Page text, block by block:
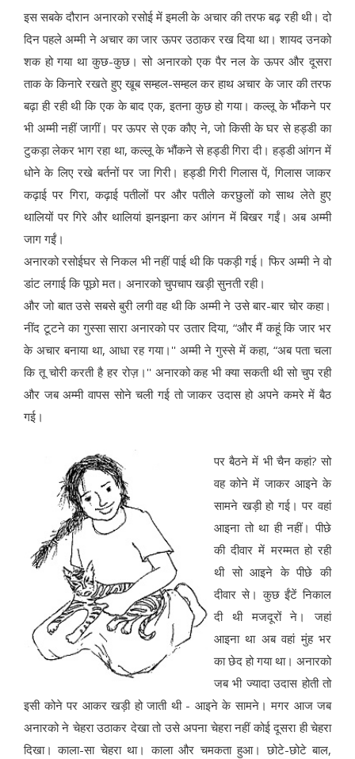
इस सबके दौरान अनारको रसोई में इमली के अचार की तरफ बढ़ रही थी। दो
दिन पहले अम्मी ने अचार का जार ऊपर उठाकर रख दिया था। शायद उनको
शक हो गया था कुछ-कुछ। सो अनारको एक पैर नल के ऊपर और दूसरा
ताक के किनारे रखते हुए खूब सम्हल-सम्हल कर हाथ अचार के जार की तरफ
बढ़ा ही रही थी कि एक के बाद एक, इतना कुछ हो गया। कल्लू के भौंकने पर
भी अम्मी नहीं जागीं। पर ऊपर से एक कौए ने, जो किसी के घर से हड्डी का
टुकड़ा लेकर भाग रहा था, कल्लू के भौंकने से हड्डी गिरा दी। हड्डी आंगन में
धोने के लिए रखे बर्तनों पर जा गिरी। हड्डी गिरी गिलास पें, गिलास जाकर
कढ़ाई पर गिरा, कढ़ाई पतीलों पर और पतीले करछुलों को साथ लेते हुए
थालियों पर गिरे और थालियां झनझना कर आंगन में बिखर गईं। अब अम्मी
जाग गईं।
अनारको रसोईघर से निकल भी नहीं पाई थी कि पकड़ी गई। फिर अम्मी ने वो
डांट लगाई कि पूछो मत। अनारको चुपचाप खड़ी सुनती रही।
और जो बात उसे सबसे बुरी लगी वह थी कि अम्मी ने उसे बार-बार चोर कहा।
नींद टूटने का गुस्सा सारा अनारको पर उतार दिया, “और मैं कहूं कि जार भर
के अचार बनाया था, आधा रह गया।'' अम्मी ने गुस्से में कहा, “अब पता चला
कि तू चोरी करती है हर रोज़।'' अनारको कह भी क्या सकती थी सो चुप रही
और जब अम्मी वापस सोने चली गई तो जाकर उदास हो अपने कमरे में बैठ
गई।
पर बैठने में भी चैन कहां? सो
वह कोने में जाकर आइने के
सामने खड़ी हो गई। पर वहां
आइना तो था ही नहीं। पीछे
की दीवार में मरम्मत हो रही
थी सो आइने के पीछे की
दीवार से। कुछ ईंटें निकाल
दी थी मजदूरों ने। जहां
आइना था अब वहां मुंह भर
का छेद हो गया था। अनारको
जब भी ज्यादा उदास होती तो
इसी कोने पर आकर खड़ी हो जाती थी - आइने के सामने। मगर आज जब
अनारको ने चेहरा उठाकर देखा तो उसे अपना चेहरा नहीं कोई दूसरा ही चेहरा
दिखा। काला-सा चेहरा था। काला और चमकता हुआ। छोटे-छोटे बाल,